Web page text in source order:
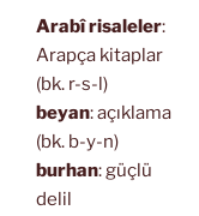
Arabî risaleler:
Arapça kitaplar
(bk. r-s-l)
beyan: açıklama
(bk. b-y-n)
burhan: güçlü
delil